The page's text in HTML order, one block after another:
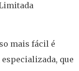
mais fácil é
que